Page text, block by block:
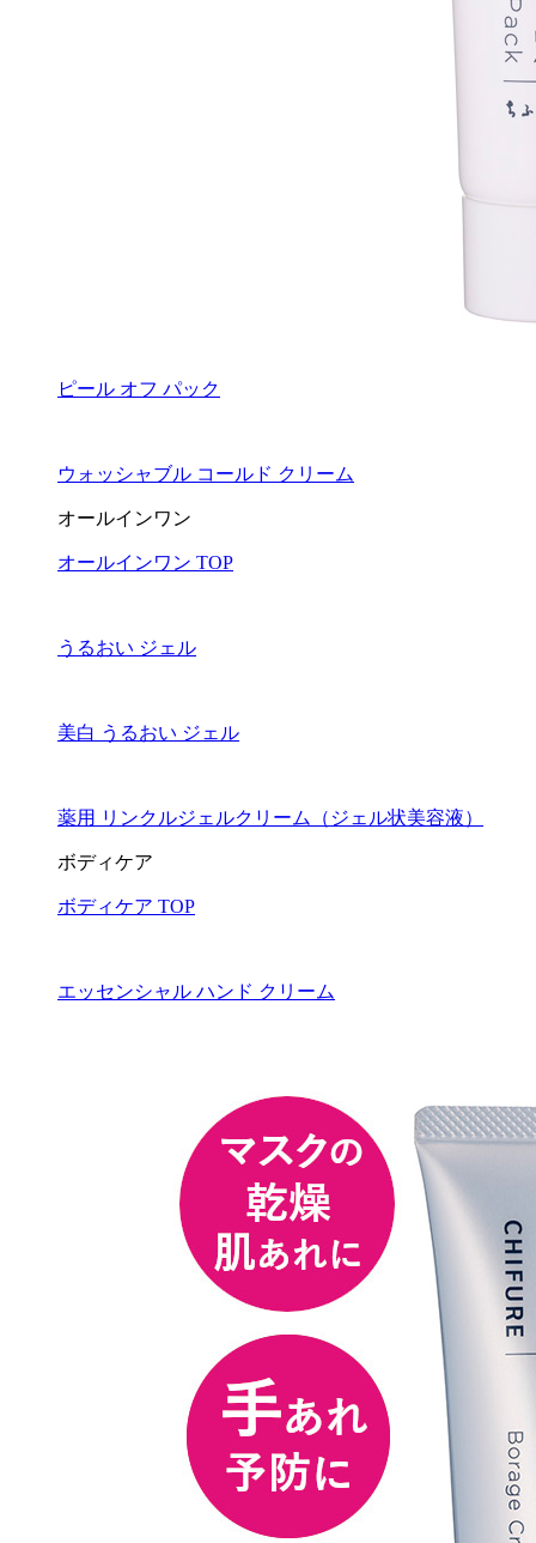
ピール オフ パック
ウォッシャブル コールド クリーム
オールインワン
オールインワン TOP
うるおい ジェル
美白 うるおい ジェル
薬用 リンクルジェルクリーム（ジェル状美容液）
ボディケア
ボディケア TOP
エッセンシャル ハンド クリーム